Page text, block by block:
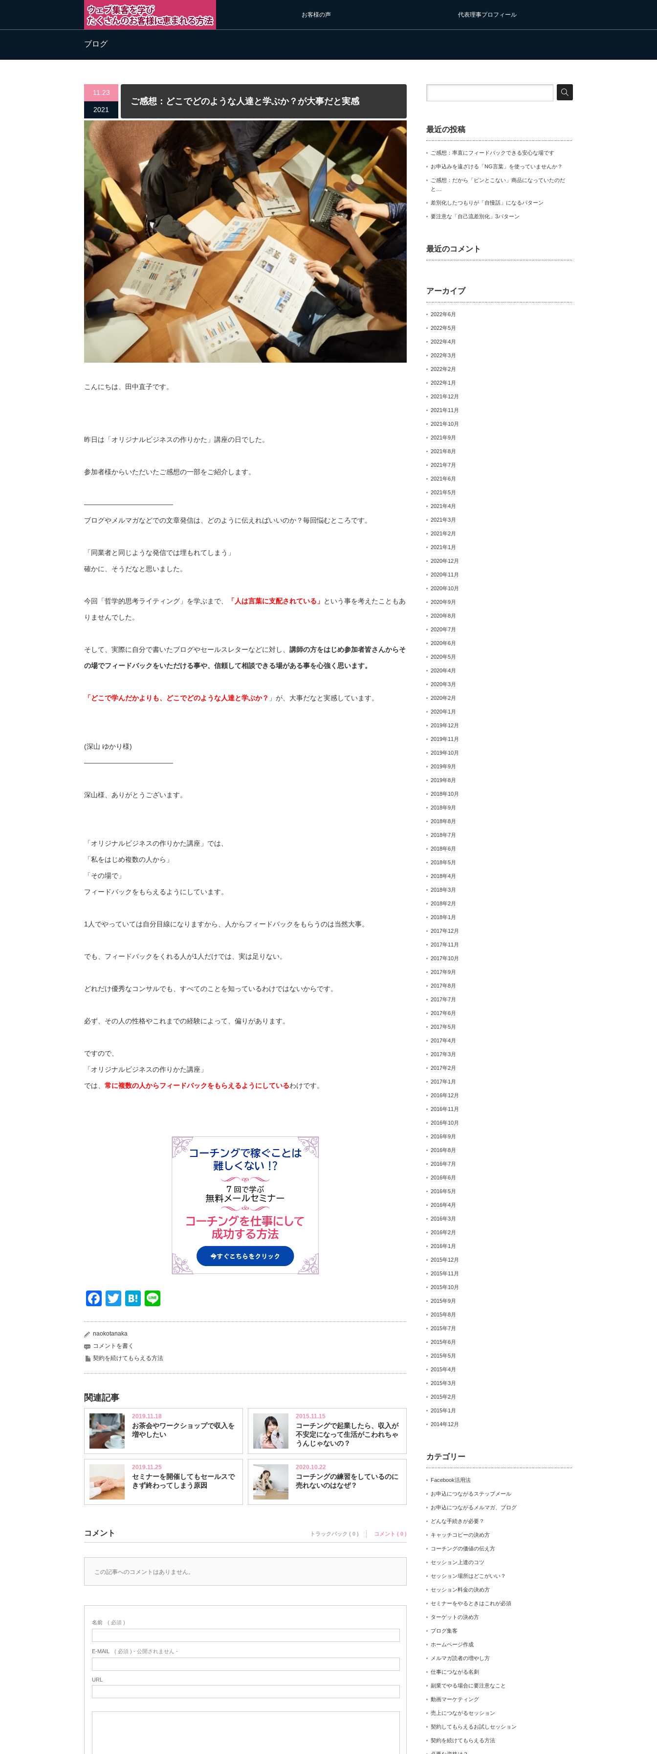
お客様の声 代表理事プロフィール
ブログ
11.23
2021
ご感想：どこでどのような人達と学ぶか？が大事だと実感
こんにちは、田中直子です。
昨日は「オリジナルビジネスの作りかた」講座の日でした。
参加者様からいただいたご感想の一部をご紹介します。
—————————————
ブログやメルマガなどでの文章発信は、 どのように伝えればいいのか？毎回悩むところです。
「同業者と同じような発信では埋もれてしまう」
確かに、そうだなと思いました。
今回「哲学的思考ライティング」を学ぶまで、 「 人は言葉に支配されている」 という事を考えたこともあ
りませんでした。
そして、実際に自分で書いたブログやセールスレターなどに対し、 講師の方をはじめ参加者皆さんからそ
の場でフィードバックをいただける事や、信頼して相談できる場がある事を心強く思います。
「どこで学んだかよりも、どこでどのような人達と学ぶか？ 」が、 大事だなと実感しています。
(深山 ゆかり様)
—————————————
深山様、ありがとうございます。
「オリジナルビジネスの作りかた講座」では、
「私をはじめ複数の人から」
「その場で」
フィードバックをもらえるようにしています。
1人でやっていては自分目線になりますから、 人からフィードバックをもらうのは当然大事。
でも、フィードバックをくれる人が1人だけでは、実は足りない。
どれだけ優秀なコンサルでも、 すべてのことを知っているわけではないからです。
必ず、その人の性格やこれまでの経験によって、偏りがあります。
ですので、
「オリジナルビジネスの作りかた講座」
では、 常に複数の人からフィードバックをもらえるようにしているわけです。
Facebook
TwitterHatena
naokotanaka
コメントを書く
契約を続けてもらえる方法
関連記事
2019.11.18
お茶会やワークショップで収入を
増やしたい
2015.11.15
コーチングで起業したら、収入が
不安定になって生活がこわれちゃ
うんじゃないの？
2019.11.25
セミナーを開催してもセールスで
きず終わってしまう原因
2020.10.22
コーチングの練習をしているのに
売れないのはなぜ？
コメント トラックバック ( 0 ) コメント ( 0 )
この記事へのコメントはありません。
名前 ( 必須 )
E-MAIL ( 必須 ) - 公開されません -
URL
最近の投稿
ご感想：率直にフィードバックできる安心な場です
お申込みを遠ざける「NG言葉」を使っていませんか？
ご感想：だから「ピンとこない」商品になっていたのだ
と…
差別化したつもりが「自慢話」になるパターン
要注意な「自己流差別化」3パターン
最近のコメント
アーカイブ
2022年6月
2022年5月
2022年4月
2022年3月
2022年2月
2022年1月
2021年12月
2021年11月
2021年10月
2021年9月
2021年8月
2021年7月
2021年6月
2021年5月
2021年4月
2021年3月
2021年2月
2021年1月
2020年12月
2020年11月
2020年10月
2020年9月
2020年8月
2020年7月
2020年6月
2020年5月
2020年4月
2020年3月
2020年2月
2020年1月
2019年12月
2019年11月
2019年10月
2019年9月
2019年8月
2018年10月
2018年9月
2018年8月
2018年7月
2018年6月
2018年5月
2018年4月
2018年3月
2018年2月
2018年1月
2017年12月
2017年11月
2017年10月
2017年9月
2017年8月
2017年7月
2017年6月
2017年5月
2017年4月
2017年3月
2017年2月
2017年1月
2016年12月
2016年11月
2016年10月
2016年9月
2016年8月
2016年7月
2016年6月
2016年5月
2016年4月
2016年3月
2016年2月
2016年1月
2015年12月
2015年11月
2015年10月
2015年9月
2015年8月
2015年7月
2015年6月
2015年5月
2015年4月
2015年3月
2015年2月
2015年1月
2014年12月
カテゴリー
Facebook活用法
お申込につながるステップメール
お申込につながるメルマガ、ブログ
どんな手続きが必要？
キャッチコピーの決め方
コーチングの価値の伝え方
セッション上達のコツ
セッション場所はどこがいい？
セッション料金の決め方
セミナーをやるときはこれが必須
ターゲットの決め方
ブログ集客
ホームページ作成
メルマガ読者の増やし方
仕事につながる名刺
副業でやる場合に要注意なこと
動画マーケティング
売上につながるセッション
契約してもらえるお試しセッション
契約を続けてもらえる方法